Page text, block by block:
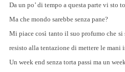
Da un po’ di tempo a questa parte vi sto
Ma che mondo sarebbe senza pane?
Mi piace così tanto il suo profumo che si
resisto alla tentazione di mettere le mani
Un week end senza torta passi ma un